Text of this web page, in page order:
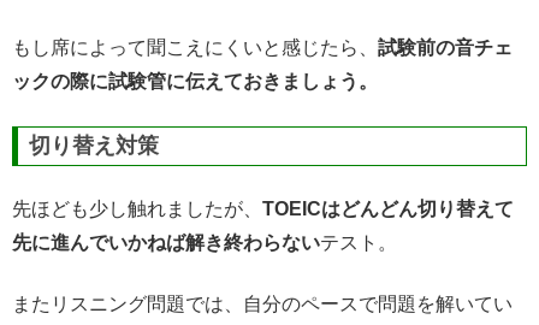
もし席によって聞こえにくいと感じたら、 試験前の音チェ
ックの際に試験管に伝えておきましょう。
切り替え対策
先ほども少し触れましたが、 TOEICはどんどん切り替えて
先に進んでいかねば解き終わらないテスト。
またリスニング問題では、自分のペースで問題を解いてい